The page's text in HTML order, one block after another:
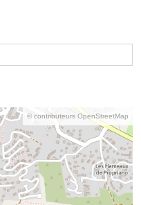
© contributeurs OpenStreetMap